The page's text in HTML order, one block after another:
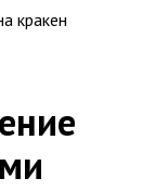
кракен